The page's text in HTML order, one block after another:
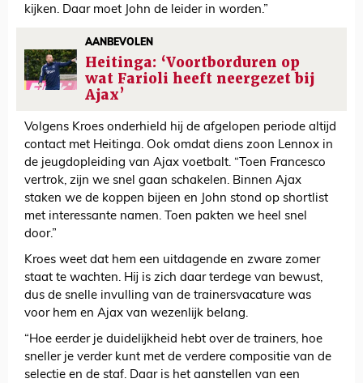
kijken. Daar moet John de leider in worden.”
AANBEVOLEN
Heitinga: ‘Voortborduren op
wat Farioli heeft neergezet bij
Ajax’
Volgens Kroes onderhield hij de afgelopen periode altijd
contact met Heitinga. Ook omdat diens zoon Lennox in
de jeugdopleiding van Ajax voetbalt. “Toen Francesco
vertrok, zijn we snel gaan schakelen. Binnen Ajax
staken we de koppen bijeen en John stond op shortlist
met interessante namen. Toen pakten we heel snel
door.”
Kroes weet dat hem een uitdagende en zware zomer
staat te wachten. Hij is zich daar terdege van bewust,
dus de snelle invulling van de trainersvacature was
voor hem en Ajax van wezenlijk belang.
“Hoe eerder je duidelijkheid hebt over de trainers, hoe
sneller je verder kunt met de verdere compositie van de
selectie en de staf. Daar is het aanstellen van een